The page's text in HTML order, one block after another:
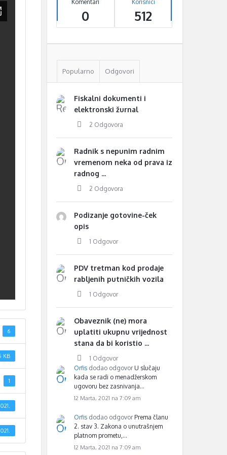
6
KB
1
Komentari
0
Korisnici
512
Popularno Odgovori
Fiskalni dokumenti i
elektronski žurnal
2 Odgovora
Radnik s nepunim radnim
vremenom neka od prava iz
radnog ...
2 Odgovora
Podizanje gotovine-ček
opis
1 Odgovor
PDV tretman kod prodaje
rabljenih putničkih vozila
1 Odgovor
Obaveznik (ne) mora
uplatiti ukupnu vrijednost
stana da bi koristio ...
1 Odgovor
Orfis dodao odgovor U slučaju
kada se radi o menadžerskom
ugovoru bez zasnivanja…
12 Marta, 2021 na 7:09 am
Orfis dodao odgovor Prema članu
2. stav 3. Zakona o unutrašnjem
platnom prometu,…
12 Marta, 2021 na 7:09 am